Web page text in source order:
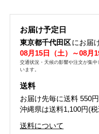
お届け予定日
東京都千代田区にお届
08月15日（土）～08月
交通状況・天候の影響や注文が集
います。
送料
お届け先毎に送料 550
沖縄県は送料1,100円(税
送料について